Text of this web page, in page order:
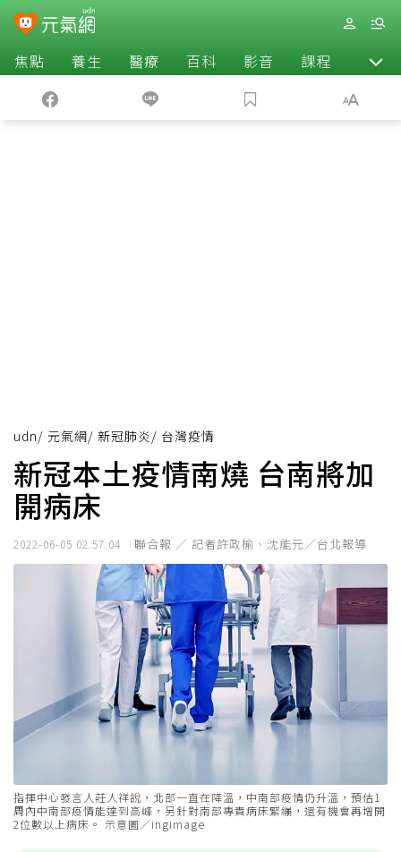
焦點 養生 醫療 百科 影音 課程 退休
udn/ 元氣網/ 新冠肺炎 / 台灣疫情
新冠本土疫情南燒 台南將加
開病床
2022-06-05 02:57:04 聯合報 ／ 記者許政榆、沈能元／台北報導
指揮中心發言人莊人祥說，北部一直在降溫，中南部疫情仍升溫，預估1
周內中南部疫情能達到高峰，另針對南部專責病床緊繃，還有機會再增開
2位數以上病床。 示意圖／ingimage